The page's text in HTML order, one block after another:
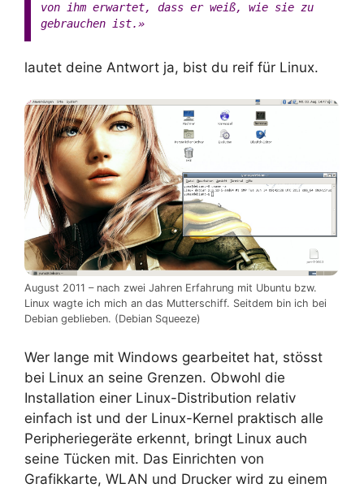
von ihm erwartet, dass er weiß, wie sie zu
gebrauchen ist.»
lautet deine Antwort ja, bist du reif für Linux.
August 2011 – nach zwei Jahren Erfahrung mit Ubuntu bzw.
Linux wagte ich mich an das Mutterschiff. Seitdem bin ich bei
Debian geblieben. (Debian Squeeze)
Wer lange mit Windows gearbeitet hat, stösst
bei Linux an seine Grenzen. Obwohl die
Installation einer Linux-Distribution relativ
einfach ist und der Linux-Kernel praktisch alle
Peripheriegeräte erkennt, bringt Linux auch
seine Tücken mit. Das Einrichten von
Grafikkarte, WLAN und Drucker wird zu einem